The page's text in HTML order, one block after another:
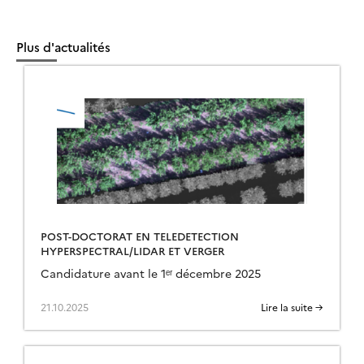
Plus d'actualités
POST-DOCTORAT EN TELEDETECTION
HYPERSPECTRAL/LIDAR ET VERGER
Candidature avant le 1ᵉʳ décembre 2025
21.10.2025 Lire la suite →